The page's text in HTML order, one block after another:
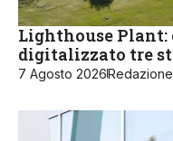
Lighthouse Plant:
digitalizzato tre
7 Agosto 2026